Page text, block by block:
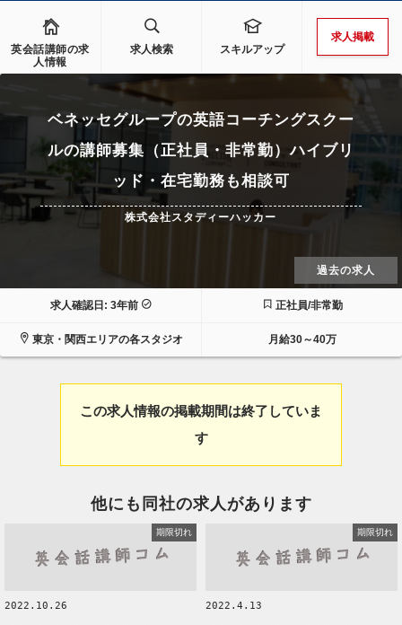
英会話講師の求
人情報
求人検索 スキルアップ
求人掲載
ベネッセグループの英語コーチングスクー
ルの講師募集（正社員・非常勤）ハイブリ
ッド・在宅勤務も相談可
株式会社スタディーハッカー
過去の求人
求人確認日: 3年前 正社員/非常勤
東京・関西エリアの各スタジオ 月給30～40万
この求人情報の掲載期間は終了していま
す
他にも同社の求人があります
期限切れ
2022.10.26
期限切れ
2022.4.13